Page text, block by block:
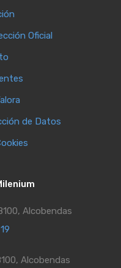
Oficial
de Datos
Alcobendas
Alcobendas